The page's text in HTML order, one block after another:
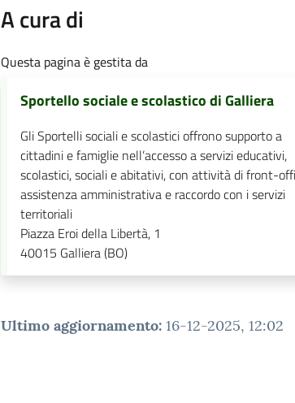
A cura di
Questa pagina è gestita da
Sportello sociale e scolastico di Galliera
Gli Sportelli sociali e scolastici offrono supporto a
cittadini e famiglie nell’accesso a servizi educativi,
scolastici, sociali e abitativi, con attività di front-
assistenza amministrativa e raccordo con i servizi
territoriali
Piazza Eroi della Libertà, 1
40015 Galliera (BO)
Ultimo aggiornamento: 16-12-2025, 12:02